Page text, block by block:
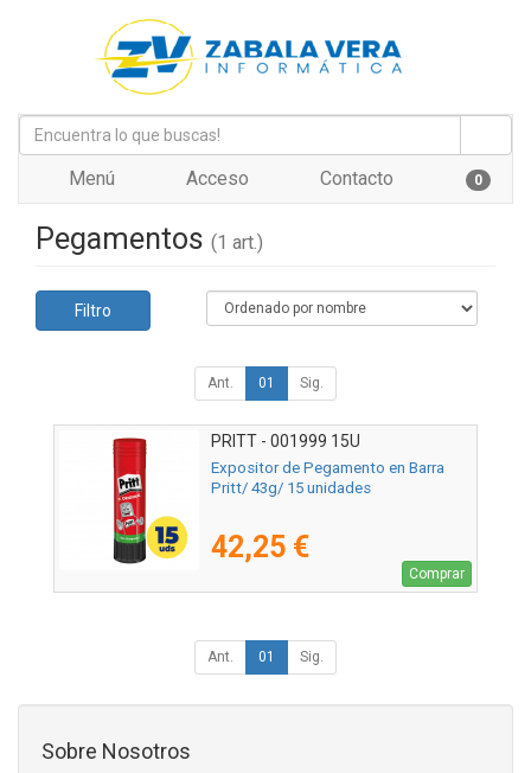
Menú Acceso Contacto 0
Pegamentos (1 art.)
Filtro
Ant. 01 Sig.
PRITT - 001999 15U
Expositor de Pegamento en Barra
Pritt/ 43g/ 15 unidades
42,25 €
Comprar
Ant. 01 Sig.
Sobre Nosotros